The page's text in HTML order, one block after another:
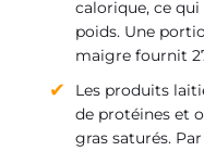
calorique, ce
poids. Une
maigre fournit
Les produits
de protéines et
gras saturés.